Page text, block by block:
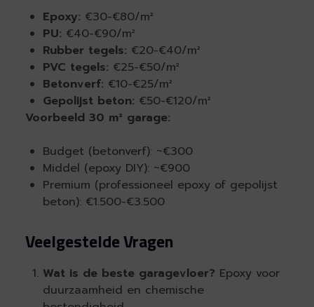
Epoxy: €30-€80/m²
PU: €40-€90/m²
Rubber tegels: €20-€40/m²
PVC tegels: €25-€50/m²
Betonverf: €10-€25/m²
Gepolijst beton: €50-€120/m²
Voorbeeld 30 m² garage:
Budget (betonverf): ~€300
Middel (epoxy DIY): ~€900
Premium (professioneel epoxy of gepolijst
beton): €1.500-€3.500
Veelgestelde Vragen
Wat is de beste garagevloer? Epoxy voor
duurzaamheid en chemische